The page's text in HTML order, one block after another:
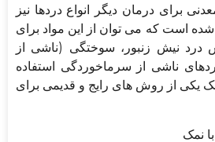
برای درمان دیگر انواع دردها نیز
شده است که می توان از این مواد برای
درد نیش زنبور، سوختگی (ناشی از
ناشی از سرماخوردگی استفاده
یکی از روش های رایج و قدیمی برای